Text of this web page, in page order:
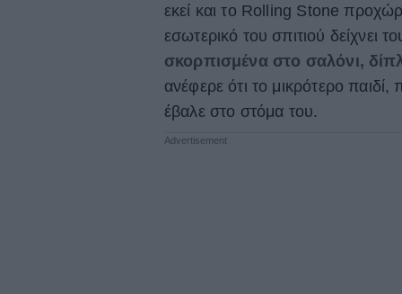
εκεί και το Rolling Stone
εσωτερικό του σπιτιού δείχνει
σκορπισμένα στο σαλόνι,
ανέφερε ότι το μικρότερο
έβαλε στο στόμα του.